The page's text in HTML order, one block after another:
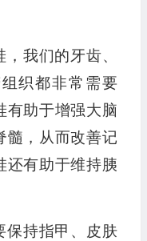
我们的牙齿、
织都非常需要
有助于增强大脑
髓，从而改善记
还有助于维持胰
保持指甲、皮肤